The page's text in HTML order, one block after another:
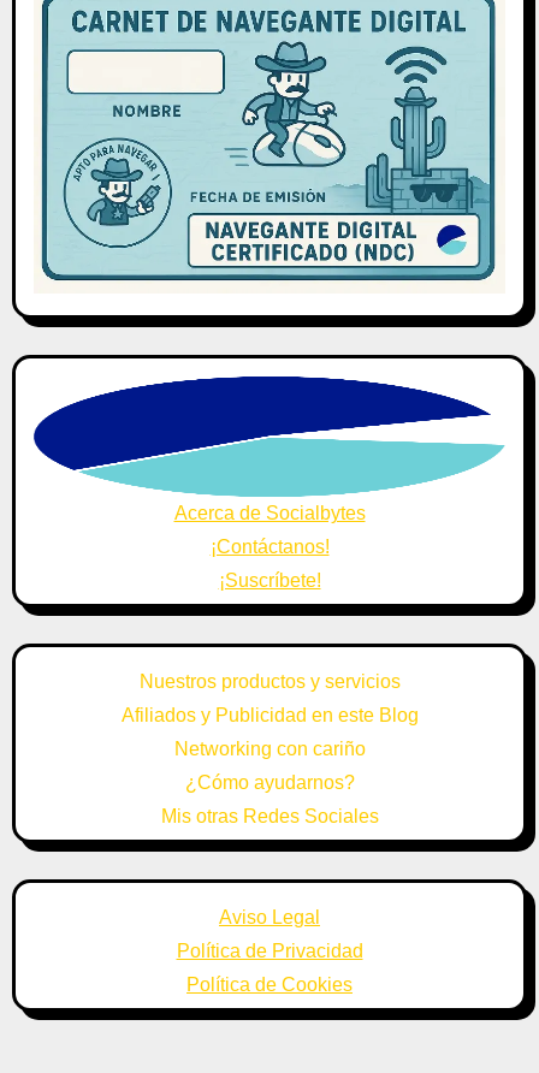
Acerca de Socialbytes
¡Contáctanos!
¡Suscríbete!
Nuestros productos y servicios
Afiliados y Publicidad en este Blog
Networking con cariño
¿Cómo ayudarnos?
Mis otras Redes Sociales
Aviso Legal
Política de Privacidad
Política de Cookies